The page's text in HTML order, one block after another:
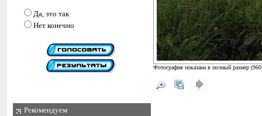
Да, это так
Нет конечно
Рекомендуем
Фотография показана в полный размер (